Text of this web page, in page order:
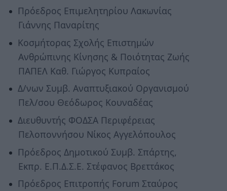
Πρόεδρος Επιμελητηρίου Λακωνίας
Γιάννης Παναρίτης
Kοσμήτορας Σχολής Επιστημών
Ανθρώπινης Κίνησης & Ποιότητας Ζωής
ΠΑΠΕΛ Καθ. Γιώργος Κυπραίος
Δ/νων Συμβ. Αναπτυξιακού Οργανισμού
Πελ/σου Θεόδωρος Κουναδέας
Διευθυντής ΦΟΔΣΑ Περιφέρειας
Πελοποννήσου Νίκος Αγγελόπουλος
Πρόεδρος Δημοτικού Συμβ. Σπάρτης,
Εκπρ. Ε.Π.Δ.Σ.Ε. Στέφανος Βρεττάκος
Πρόεδρος Eπιτροπής Forum Σταύρος